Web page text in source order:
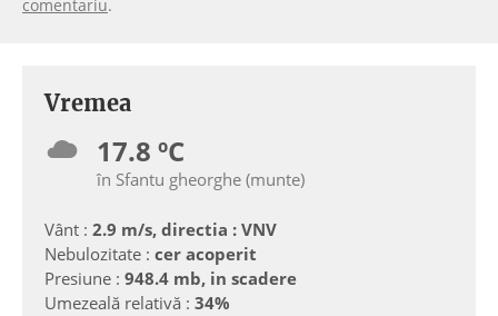
comentariu.
Vremea
17.8 ºC
în Sfantu gheorghe (munte)
Vânt : 2.9 m/s, directia : VNV
Nebulozitate : cer acoperit
Presiune : 948.4 mb, in scadere
Umezeală relativă : 34%